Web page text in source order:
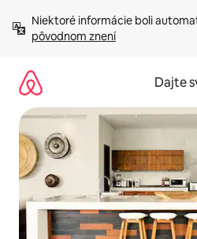
obsah.
Niektoré informácie boli
pôvodnom znení
Dajte